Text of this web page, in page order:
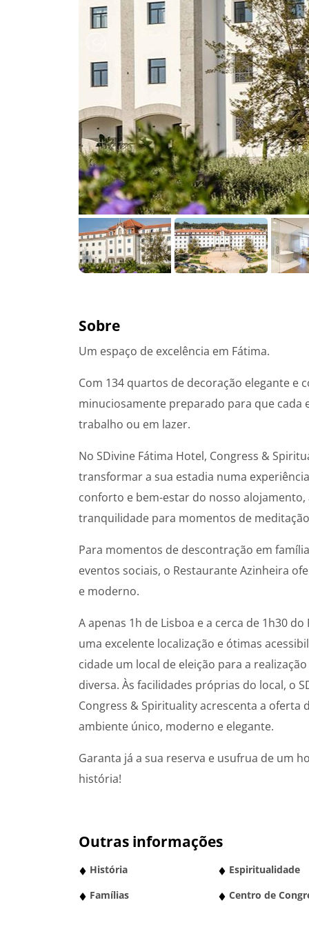
Sobre
Um espaço de excelência em Fátima.
Com 134 quartos de decoração elegante e
minuciosamente preparado para que cada
trabalho ou em lazer.
No SDivine Fátima Hotel, Congress &
transformar a sua estadia numa
conforto e bem-estar do nosso
tranquilidade para momentos de
Para momentos de descontração em
eventos sociais, o Restaurante Azinheira
e moderno.
A apenas 1h de Lisboa e a cerca de 1h30
uma excelente localização e ótimas
cidade um local de eleição para a
diversa. Às facilidades próprias do local, o
Congress & Spirituality acrescenta a oferta
ambiente único, moderno e elegante.
Garanta já a sua reserva e usufrua de um
história!
Outras informações
História
Espiritualidade
Famílias
Centro de